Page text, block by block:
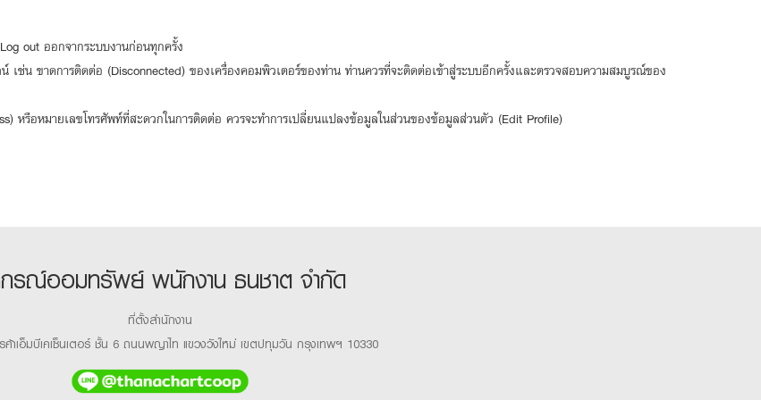
out ออกจากระบบงานก่อนทุกครั้ง
น ขาดการติดต่อ (Disconnected) ของเครื่องคอมพิวเตอร์ของท่าน ท่านควรที่จะติดต่อเข้าสู่ระบบอีกครั้งและตรวจสอบความสมบูรณ์ของ
อหมายเลขโทรศัพท์ที่สะดวกในการติดต่อ ควรจะทำการเปลี่ยนแปลงข้อมูลในส่วนของข้อมูลส่วนตัว (Edit Profile)
รณ์ออมทรัพย์ พนักงาน ธนชาต จำกัด
ที่ตั้งสำนักงาน
าเอ็มบีเคเซ็นเตอร์ ชั้น 6 ถนนพญาไท แขวงวังใหม่ เขตปทุมวัน กรุงเทพฯ 10330